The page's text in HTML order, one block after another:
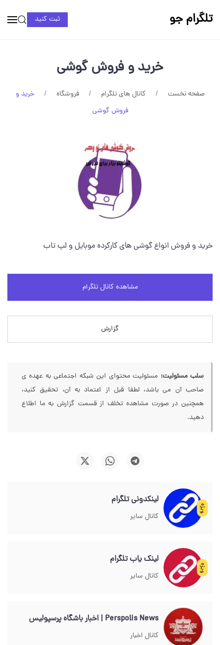
تلگرام جو ثبت کنید
خرید و فروش گوشی
صفحه نخست کانال های تلگرام فروشگاه
خرید و
فروش گوشی
خرید و فروش انواع گوشی های کارکرده موبایل و لپ تاب
مشاهده کانال تلگرام
گزارش
سلب مسئولیت: مسئولیت محتوای این شبکه اجتماعی به عهده ی
صاحب آن می باشد، لطفا قبل از اعتماد به آن، تحقیق کنید،
همچنین در صورت مشاهده تخلف از قسمت گزارش به ما اطلاع
دهید.
ویژه
لینکدونی تلگرام
کانال سایر
ویژه
لینک یاب تلگرام
کانال سایر
Perspolis News | اخبار باشگاه پرسپولیس
کانال اخبار